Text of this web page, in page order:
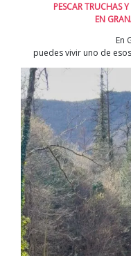
PESCAR TRUCHAS
EN
En
puedes vivir uno de